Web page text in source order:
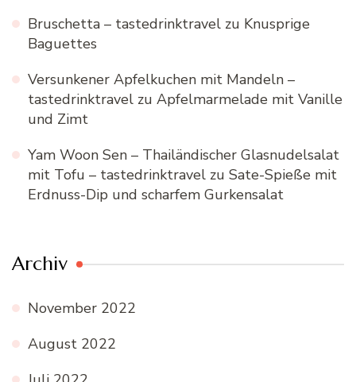
Bruschetta – tastedrinktravel zu Knusprige
Baguettes
Versunkener Apfelkuchen mit Mandeln –
tastedrinktravel zu Apfelmarmelade mit Vanille
und Zimt
Yam Woon Sen – Thailändischer Glasnudelsalat
mit Tofu – tastedrinktravel zu Sate-Spieße mit
Erdnuss-Dip und scharfem Gurkensalat
Archiv
November 2022
August 2022